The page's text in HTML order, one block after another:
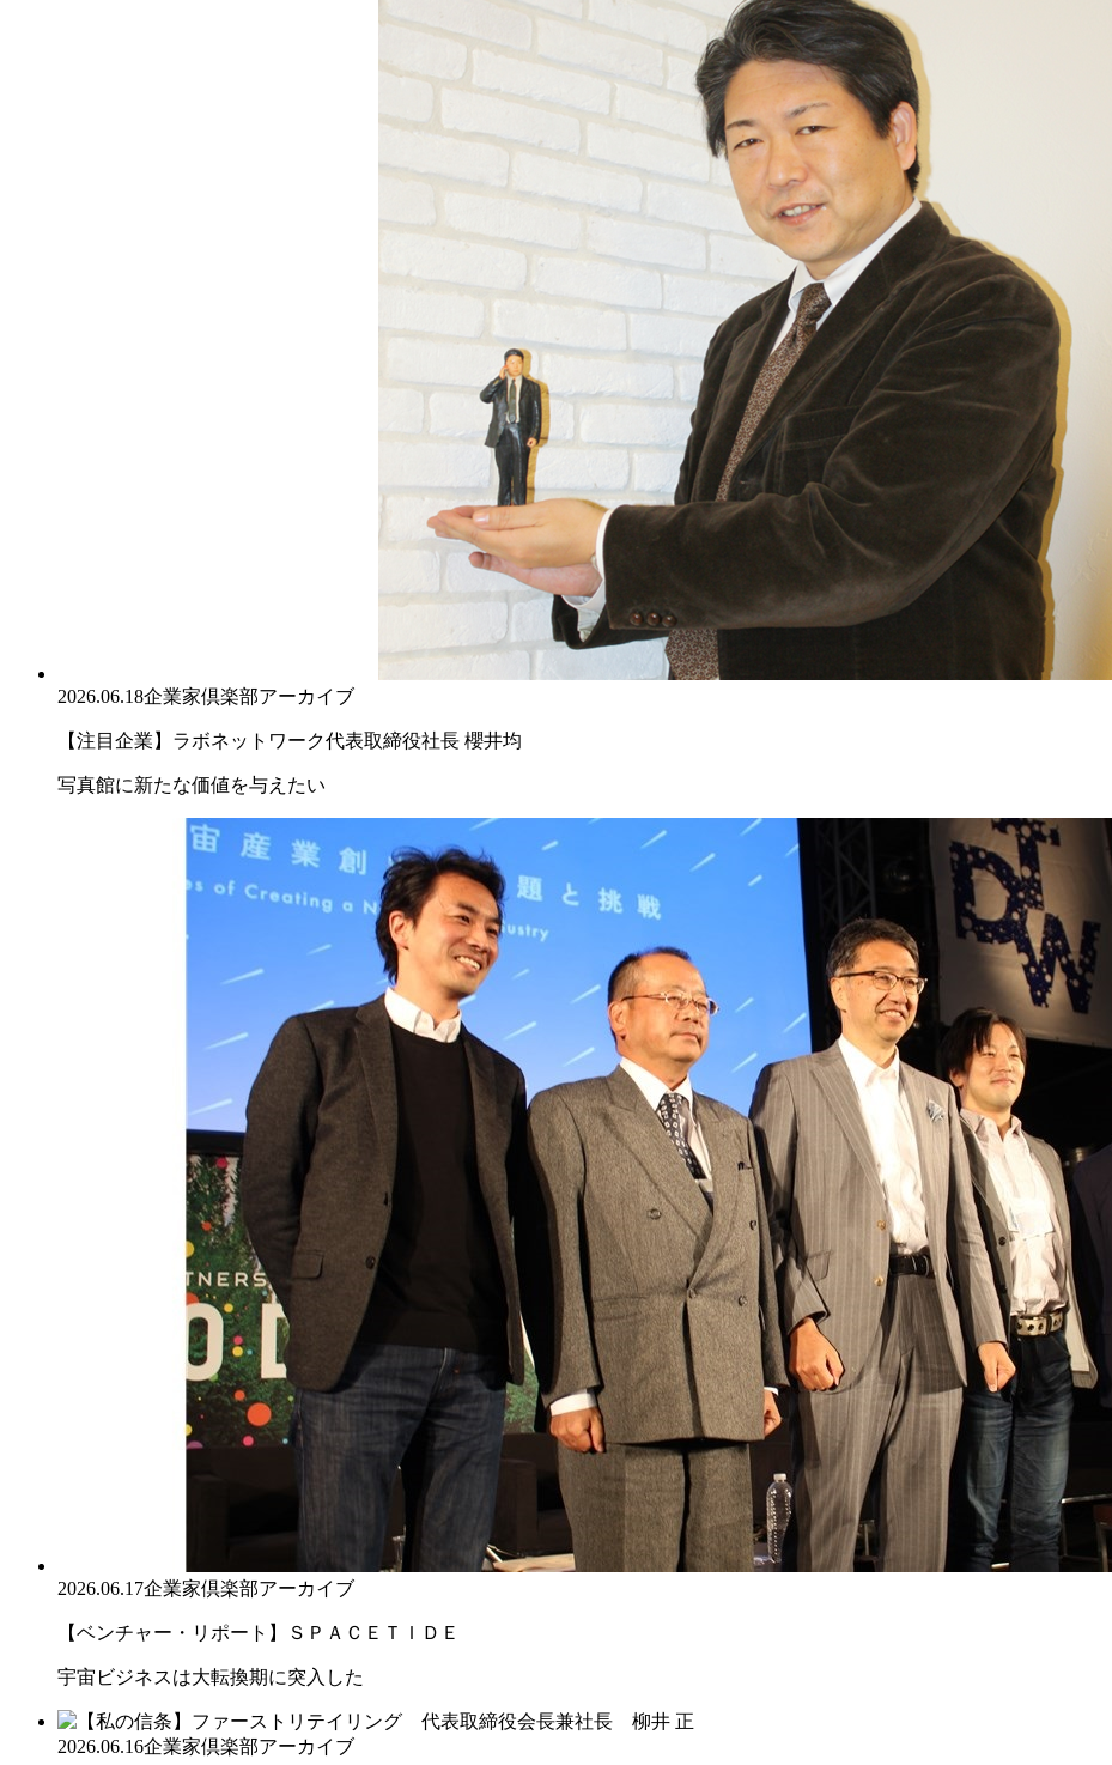
2026.06.18企業家倶楽部アーカイブ
【注目企業】ラボネットワーク代表取締役社長 櫻井均
写真館に新たな価値を与えたい
2026.06.17企業家倶楽部アーカイブ
【ベンチャー・リポート】ＳＰＡＣＥＴＩＤＥ
宇宙ビジネスは大転換期に突入した
2026.06.16企業家倶楽部アーカイブ